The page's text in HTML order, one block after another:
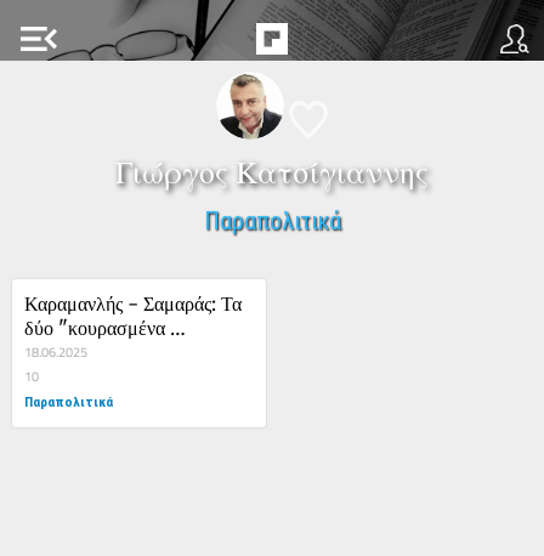
menu_open
Γιώργος Κατσίγιαννης
Παραπολιτικά
Καραμανλής - Σαμαράς: Τα
δύο "κουρασμένα
παλικάρια"
18.06.2025
10
Παραπολιτικά